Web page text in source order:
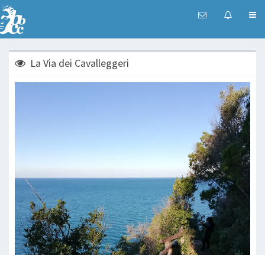
La Via dei Cavalleggeri